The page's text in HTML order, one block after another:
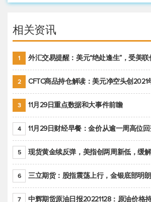
相关资讯
1 外汇交易提醒：美元“绝处逢生”，受美
2 CFTC商品持仓解读：美元净空头创2021年7月以来最大，黄
3 11月29日重点数据和大事件前瞻
4 11月29日财经早餐：金价从逾一周高位回落，美联储官员
5 现货黄金续反弹，美指创两周新低，缓
6 三立期货：股指震荡上行，金银底部明朗，原油
7 中辉期货原油日报20221128：原油价格持续下降，市场